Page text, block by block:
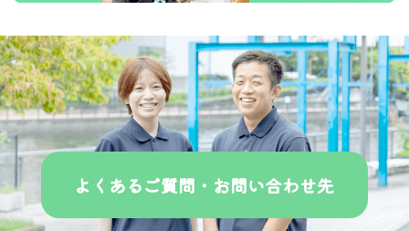
よくあるご質問・お問い合わせ先